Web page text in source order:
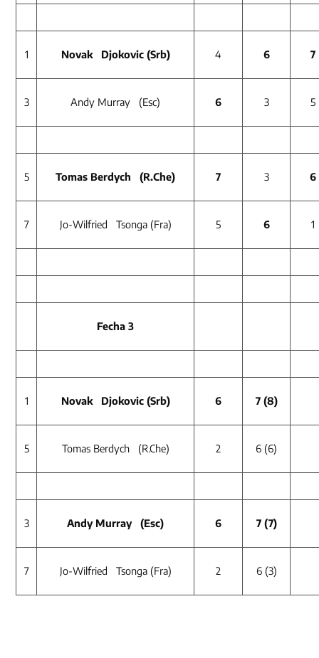
1 Novak Djokovic (Srb) 4 6 7
3 Andy Murray (Esc) 6 3 5
5 Tomas Berdych (R.Che) 7 3 6
7 Jo-Wilfried Tsonga (Fra) 5 6 1
Fecha 3
1 Novak Djokovic (Srb) 6 7 (8)
5 Tomas Berdych (R.Che) 2 6 (6)
3 Andy Murray (Esc) 6 7 (7)
7 Jo-Wilfried Tsonga (Fra) 2 6 (3)